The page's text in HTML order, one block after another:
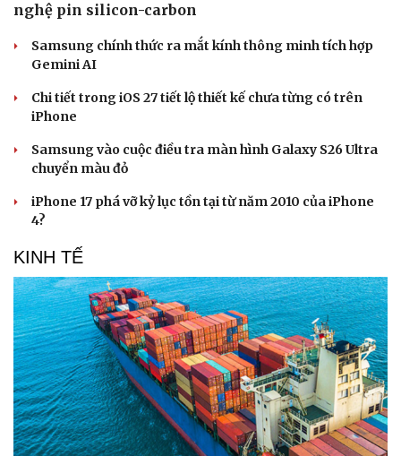
Sức khỏe
Dinh dưỡng - món ngon
Cây thuốc
Nhi khoa
Nam khoa
Phòng mạch online
Ăn sạch sống khỏe
Nhà đẹp
nghệ pin silicon-carbon
Samsung chính thức ra mắt kính thông minh tích hợp
Gemini AI
Chi tiết trong iOS 27 tiết lộ thiết kế chưa từng có trên
iPhone
Samsung vào cuộc điều tra màn hình Galaxy S26 Ultra
chuyển màu đỏ
iPhone 17 phá vỡ kỷ lục tồn tại từ năm 2010 của iPhone
4?
KINH TẾ